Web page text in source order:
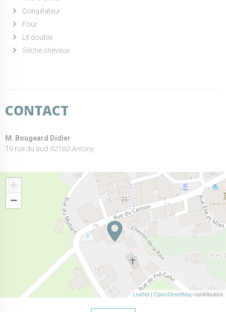
Congélateur
Four
Lit double
Séche cheveux
CONTACT
M. Bougeard Didier
19 rue du sud 92160 Antony
+
−
Leaflet | OpenStreetMapcontributors